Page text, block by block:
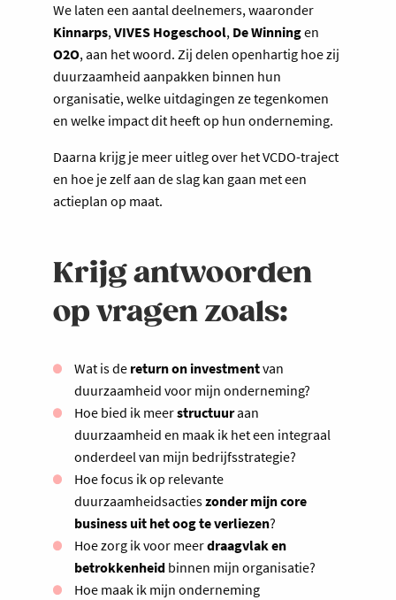
We laten een aantal deelnemers, waaronder
Kinnarps,VIVES Hogeschool, De Winningen
O2O, aan het woord. Zij delen openhartig hoe zij
duurzaamheid aanpakken binnen hun
organisatie, welke uitdagingen ze tegenkomen
en welke impact dit heeft op hun onderneming.
Daarna krijg je meer uitleg over het VCDO-traject
en hoe je zelf aan de slag kan gaan met een
actieplan op maat.
Krijg antwoorden
op vragen zoals:
Wat is de return on investmentvan
duurzaamheid voor mijn onderneming?
Hoe bied ik meerstructuuraan
duurzaamheid en maak ik het een integraal
onderdeel van mijn bedrijfsstrategie?
Hoe focus ik op relevante
duurzaamheidsactieszonder mijn core
business uit het oog te verliezen?
Hoe zorg ik voor meerdraagvlak en
betrokkenheid binnen mijn organisatie?
Hoe maak ik mijn onderneming